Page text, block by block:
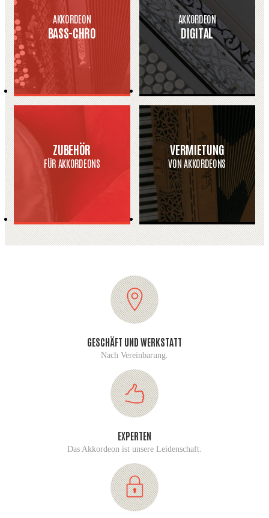
AKKORDEON
BASS-CHRO
AKKORDEON
DIGITAL
ZUBEHÖR
FÜR AKKORDEONS
VERMIETUNG
VON AKKORDEONS
GESCHÄFT UND WERKSTATT
Nach Vereinbarung.
EXPERTEN
Das Akkordeon ist unsere Leidenschaft.